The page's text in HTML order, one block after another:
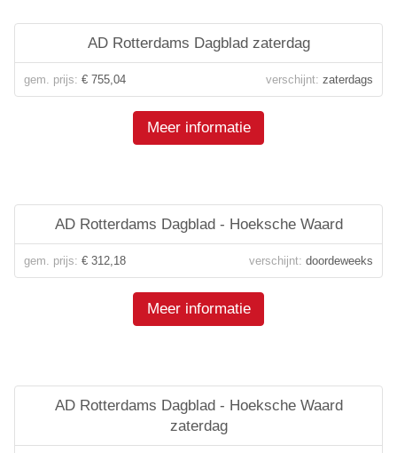
AD Rotterdams Dagblad zaterdag
gem. prijs: € 755,04 verschijnt: zaterdags
Meer informatie
AD Rotterdams Dagblad - Hoeksche Waard
gem. prijs: € 312,18 verschijnt: doordeweeks
Meer informatie
AD Rotterdams Dagblad - Hoeksche Waard
zaterdag